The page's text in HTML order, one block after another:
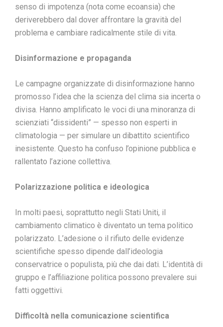
senso di impotenza (nota come ecoansia) che
deriverebbero dal dover affrontare la gravità del
problema e cambiare radicalmente stile di vita.
Disinformazione e propaganda
Le campagne organizzate di disinformazione hanno
promosso l’idea che la scienza del clima sia incerta o
divisa. Hanno amplificato le voci di una minoranza di
scienziati “dissidenti” — spesso non esperti in
climatologia — per simulare un dibattito scientifico
inesistente. Questo ha confuso l’opinione pubblica e
rallentato l’azione collettiva.
Polarizzazione politica e ideologica
In molti paesi, soprattutto negli Stati Uniti, il
cambiamento climatico è diventato un tema politico
polarizzato. L’adesione o il rifiuto delle evidenze
scientifiche spesso dipende dall’ideologia
conservatrice o populista, più che dai dati. L’identità di
gruppo e l’affiliazione politica possono prevalere sui
fatti oggettivi.
Difficoltà nella comunicazione scientifica